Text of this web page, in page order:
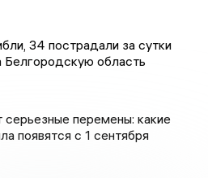
34 пострадали за сутки
Белгородскую область
перемены: какие
появятся с 1 сентября